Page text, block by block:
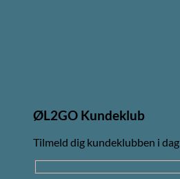
ØL2GO Kundeklub
Tilmeld dig kundeklubben i dag